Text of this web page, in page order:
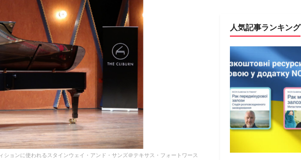
ションに使われるスタインウェイ・アンド・サンズ＠テキサス・フォートワース
人気記事ランキング